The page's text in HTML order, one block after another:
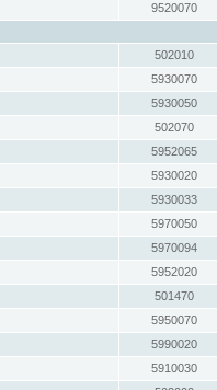
9520070
502010
5930070
5930050
502070
5952065
5930020
5930033
5970050
5970094
5952020
501470
5950070
5990020
5910030